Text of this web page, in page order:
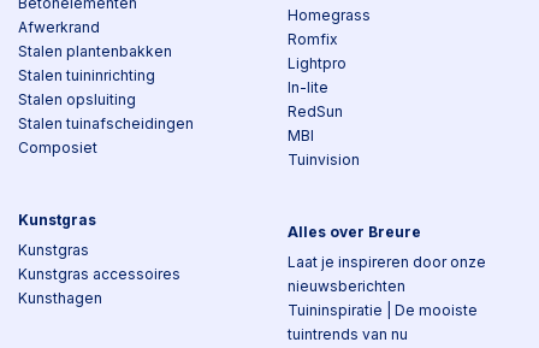
Afwerkrand
Stalen plantenbakken
Stalen tuininrichting
Stalen opsluiting
Stalen tuinafscheidingen
Composiet
Kunstgras
Kunstgras
Kunstgras accessoires
Kunsthagen
Homegrass
Romfix
Lightpro
In-lite
RedSun
MBI
Tuinvision
Alles over Breure
Laat je inspireren door onze
nieuwsberichten
Tuininspiratie | De mooiste
tuintrends van nu